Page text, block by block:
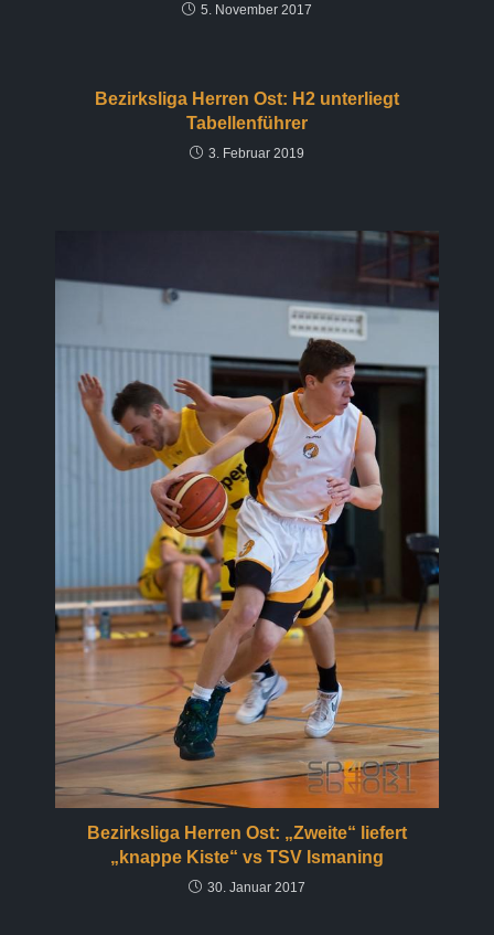
5. November 2017
Bezirksliga Herren Ost: H2 unterliegt
Tabellenführer
3. Februar 2019
Bezirksliga Herren Ost: „Zweite“ liefert
„knappe Kiste“ vs TSV Ismaning
30. Januar 2017